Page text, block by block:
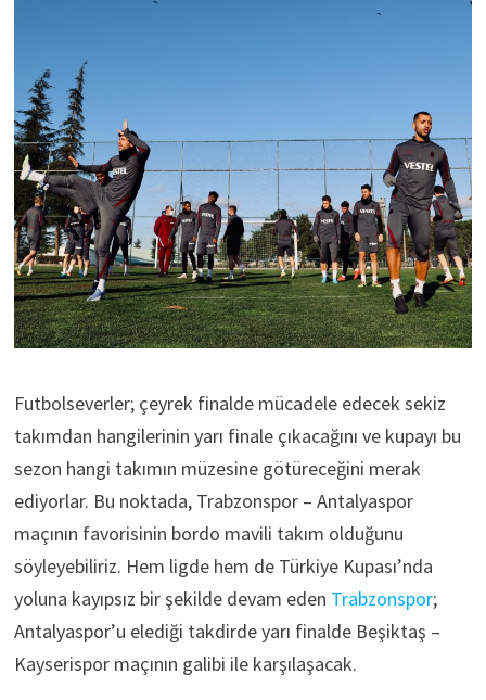
Futbolseverler; çeyrek finalde mücadele edecek sekiz
takımdan hangilerinin yarı finale çıkacağını ve kupayı bu
sezon hangi takımın müzesine götüreceğini merak
ediyorlar. Bu noktada, Trabzonspor – Antalyaspor
maçının favorisinin bordo mavili takım olduğunu
söyleyebiliriz. Hem ligde hem de Türkiye Kupası’nda
yoluna kayıpsız bir şekilde devam eden Trabzonspor;
Antalyaspor’u elediği takdirde yarı finalde Beşiktaş –
Kayserispor maçının galibi ile karşılaşacak.